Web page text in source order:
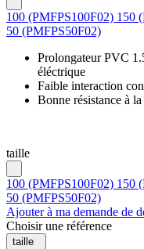
100 (PMFPS100F02) 150
50 (PMFPS50F02)
Prolongateur PVC
éléctrique
Faible interaction
Bonne résistance à
taille
100 (PMFPS100F02) 150
50 (PMFPS50F02)
Ajouter à ma demande de
Choisir une référence
taille